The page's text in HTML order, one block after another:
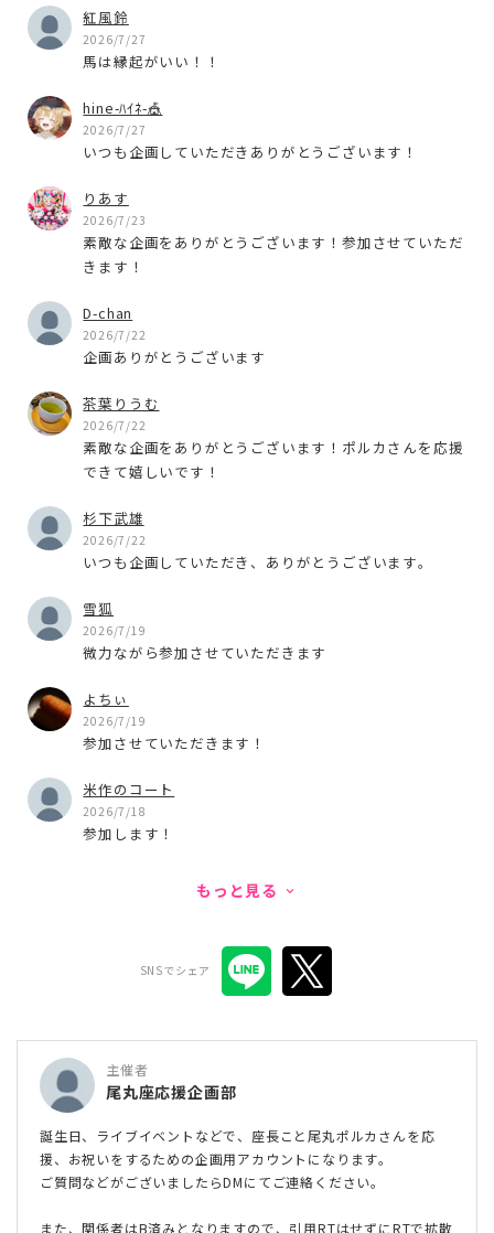
紅風鈴
2026/7/27
馬は縁起がいい！！
hine-ﾊｲﾈ-🎪
2026/7/27
いつも企画していただきありがとうございます！
りあす
2026/7/23
素敵な企画をありがとうございます！参加させていただ
きます！
D-chan
2026/7/22
企画ありがとうございます
茶葉りうむ
2026/7/22
素敵な企画をありがとうございます！ポルカさんを応援
できて嬉しいです！
杉下武雄
2026/7/22
いつも企画していただき、ありがとうございます。
雪狐
2026/7/19
微力ながら参加させていただきます
よちぃ
2026/7/19
参加させていただきます！
米作のコート
2026/7/18
参加します！
もっと見る keyboard_arrow_down
SNSでシェア
主催者
尾丸座応援企画部
誕生日、ライブイベントなどで、座長こと尾丸ポルカさんを応
援、お祝いをするための企画用アカウントになります。
ご質問などがございましたらDMにてご連絡ください。
また、関係者はB済みとなりますので、引用RTはせずにRTで拡散